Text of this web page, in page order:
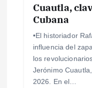
Cuautla,
Cubana
•El historiador
influencia del
los
Jerónimo
2026. En el…